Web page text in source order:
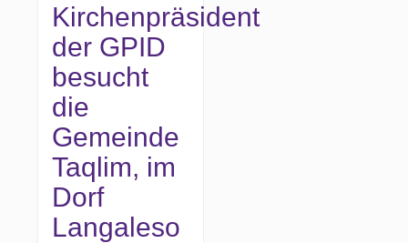
Kirchenpräsident
der GPID
besucht
die
Gemeinde
Taqlim, im
Dorf
Langaleso